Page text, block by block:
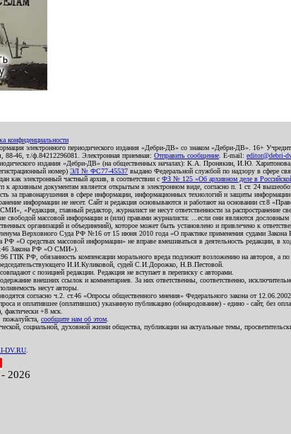
конфиденциальности
электронного периодического издания «Дебри-ДВ» со знаком «Дебри-ДВ». 16+
88-46, т./ф.84212296081. Электронная приемная: Отправить сообщение . E-mail: editor@debri-
издания «Дебри-ДВ» (на общественных началах): К.А. Пронякин, И.Ю.
номер) ЭЛ № ФС77-45537 выдано Федеральной службой по надзору в сфере
как электронный частный архив, в соответствии с ФЗ № 125 «Об архивном деле в
к архивным документам является открытым в электронном виде, согласно п. 1 ст. 24
за правонарушения в сфере информации, информационных технологий и защиты
информации не несет. Сайт и редакция основываются и работают на основании ст.8
«Редакция, главный редактор, журналист не несут ответственности за
свободой массовой информации и (или) правами журналиста: ...если они являются
организаций и объединений), которое может быть установлено и привлечено к
Верховного Суда РФ №16 от 15 июня 2010 года «О практике применения судами
РФ «О средствах массовой информации» не вправе вмешиваться в деятельность редакции, в
Закона РФ «О СМИ»).
ГПК РФ, обязанность компенсации морального вреда подлежит возложению на авторов, а
И.И.Куликовой, судей С.И.Дорожко, Н.В.Пестовой.
с позицией редакции. Редакция не вступает в переписку с авторами.
содержание внешних ссылок и комментариев. За них ответственны, соответственно,
несут авторы.
согласно ч.2. ст.46 «Опросы общественного мнения» Федерального закона от
и оплатившее (оплативших) указанную публикацию (обнародование) - едино - сайт, без
фактически +8 мск.
сообщите нам об этом
социальной, духовной жизни общества, публикации на актуальные темы,
DV.RU
2026